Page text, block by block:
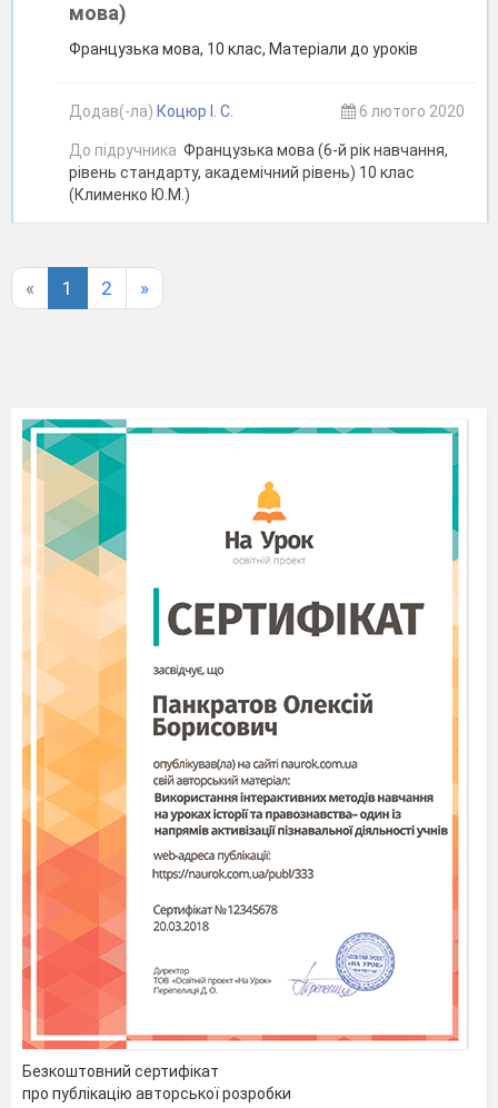
мова)
Французька мова, 10 клас, Матеріали до уроків
Додав(-ла) Коцюр І. С. 6 лютого 2020
До підручника Французька мова (6-й рік навчання,
рівень стандарту, академічний рівень) 10 клас
(Клименко Ю.М.)
« 1 2 »
Безкоштовний сертифікат
про публікацію авторської розробки